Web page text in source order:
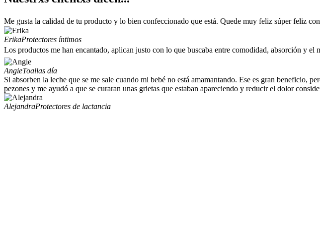
Me gusta la calidad de tu producto y lo bien confeccionado que está. Quede muy feliz súper feliz
ErikaProtectores íntimos
Los productos me han encantado, aplican justo con lo que buscaba entre comodidad, absorción y
AngieToallas día
Si absorben la leche que se me sale cuando mi bebé no está amamantando. Ese es gran beneficio,
pezones y me ayudó a que se curaran unas grietas que estaban apareciendo y reducir el dolor
AlejandraProtectores de lactancia